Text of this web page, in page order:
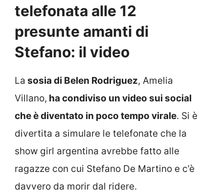
telefonata alle 12
presunte amanti di
Stefano: il video
La sosia di Belen Rodriguez, Amelia
Villano, ha condiviso un video sui social
che è diventato in poco tempo virale. Si è
divertita a simulare le telefonate che la
show girl argentina avrebbe fatto alle
ragazze con cui Stefano De Martino e c’è
davvero da morir dal ridere.